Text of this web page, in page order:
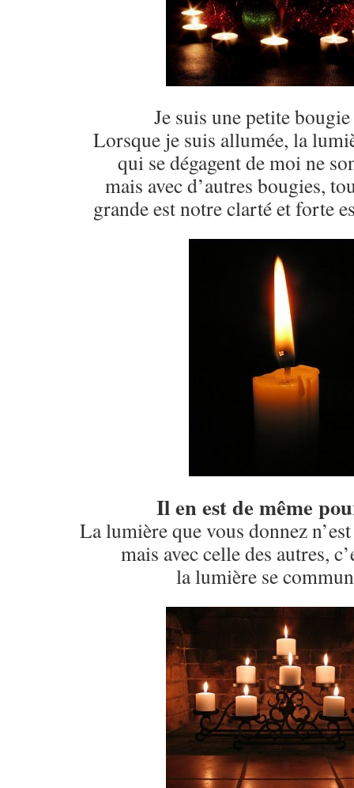
Je suis une petite
Lorsque je suis allumée, la
qui se dégagent de moi ne
mais avec d’autres bougies,
grande est notre clarté et forte
Il en est de même
La lumière que vous donnez
mais avec celle des autres,
la lumière se